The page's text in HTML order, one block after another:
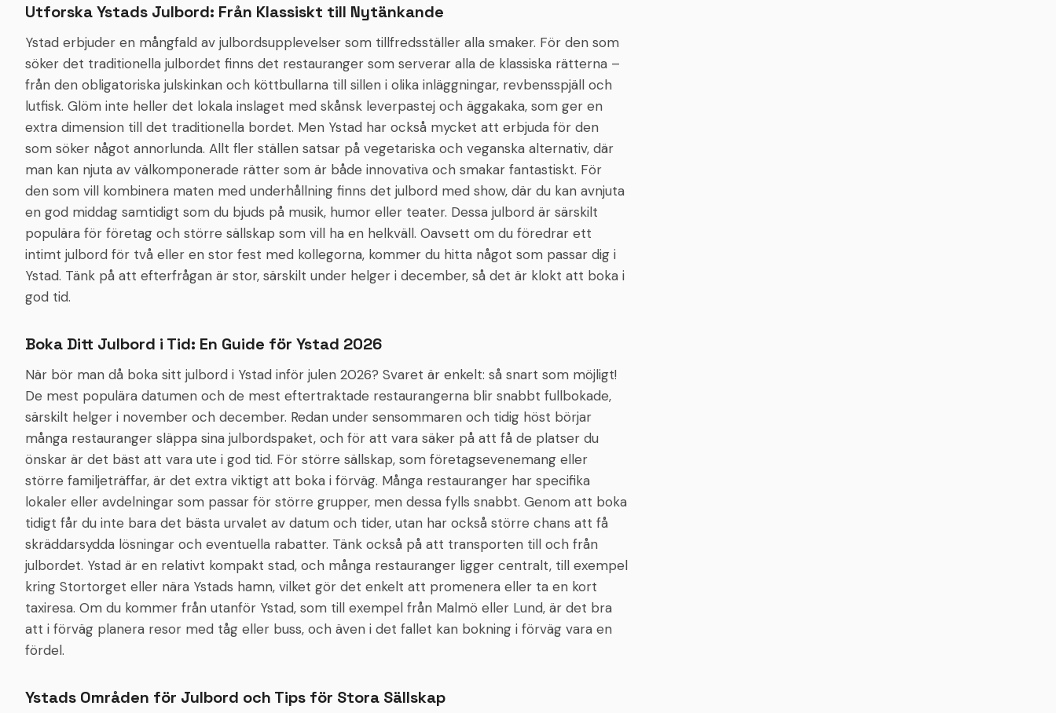
Utforska Ystads Julbord: Från Klassiskt till Nytänkande
Ystad erbjuder en mångfald av julbordsupplevelser som tillfredsställer alla smaker. För den som
söker det traditionella julbordet finns det restauranger som serverar alla de klassiska rätterna –
från den obligatoriska julskinkan och köttbullarna till sillen i olika inläggningar, revbensspjäll och
lutfisk. Glöm inte heller det lokala inslaget med skånsk leverpastej och äggakaka, som ger en
extra dimension till det traditionella bordet. Men Ystad har också mycket att erbjuda för den
som söker något annorlunda. Allt fler ställen satsar på vegetariska och veganska alternativ, där
man kan njuta av välkomponerade rätter som är både innovativa och smakar fantastiskt. För
den som vill kombinera maten med underhållning finns det julbord med show, där du kan avnjuta
en god middag samtidigt som du bjuds på musik, humor eller teater. Dessa julbord är särskilt
populära för företag och större sällskap som vill ha en helkväll. Oavsett om du föredrar ett
intimt julbord för två eller en stor fest med kollegorna, kommer du hitta något som passar dig i
Ystad. Tänk på att efterfrågan är stor, särskilt under helger i december, så det är klokt att boka i
god tid.
Boka Ditt Julbord i Tid: En Guide för Ystad 2026
När bör man då boka sitt julbord i Ystad inför julen 2026? Svaret är enkelt: så snart som möjligt!
De mest populära datumen och de mest eftertraktade restaurangerna blir snabbt fullbokade,
särskilt helger i november och december. Redan under sensommaren och tidig höst börjar
många restauranger släppa sina julbordspaket, och för att vara säker på att få de platser du
önskar är det bäst att vara ute i god tid. För större sällskap, som företagsevenemang eller
större familjeträffar, är det extra viktigt att boka i förväg. Många restauranger har specifika
lokaler eller avdelningar som passar för större grupper, men dessa fylls snabbt. Genom att boka
tidigt får du inte bara det bästa urvalet av datum och tider, utan har också större chans att få
skräddarsydda lösningar och eventuella rabatter. Tänk också på att transporten till och från
julbordet. Ystad är en relativt kompakt stad, och många restauranger ligger centralt, till exempel
kring Stortorget eller nära Ystads hamn, vilket gör det enkelt att promenera eller ta en kort
taxiresa. Om du kommer från utanför Ystad, som till exempel från Malmö eller Lund, är det bra
att i förväg planera resor med tåg eller buss, och även i det fallet kan bokning i förväg vara en
fördel.
Ystads Områden för Julbord och Tips för Stora Sällskap